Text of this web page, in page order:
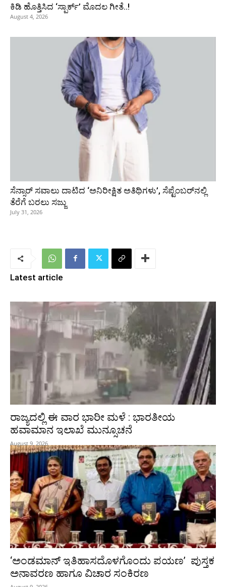
ಕಿಡಿ‌‌ ಹೊತ್ತಿಸಿದ ‘ಸ್ಪಾರ್ಕ್’ ಮೊದಲ‌ ಗೀತೆ..!
August 4, 2026
ಸೆನ್ಸಾರ್ ಸವಾಲು ದಾಟಿದ ‘ಅನಿರೀಕ್ಷಿತ ಅತಿಥಿಗಳು’, ಸೆಪ್ಟೆಂಬರ್‌ನಲ್ಲಿ
ತೆರೆಗೆ ಬರಲು ಸಜ್ಜು
July 31, 2026
Latest article
ರಾಜ್ಯದಲ್ಲಿ ಈ ವಾರ ಭಾರೀ ಮಳೆ : ಭಾರತೀಯ
ಹವಾಮಾನ ಇಲಾಖೆ ಮುನ್ಸೂಚನೆ
August 9, 2026
‘ಅಂಡಮಾನ್ ಇತಿಹಾಸದೊಳಗೊಂದು ಪಯಣ’ ಪುಸ್ತಕ
ಅನಾವರಣ ಹಾಗೂ ವಿಚಾರ ಸಂಕಿರಣ